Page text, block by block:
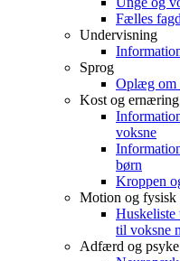
Fælles
Undervisning
Sprog
Oplæg om
Kost og ernæring
voksne
børn
Kroppen
Motion og fysisk
Huskeliste
til voksne
Adfærd og psyke